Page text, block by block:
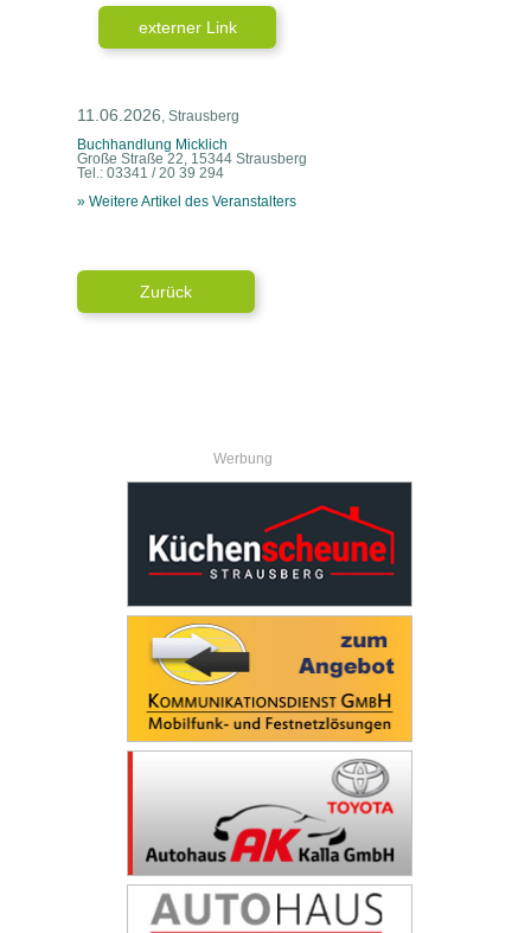
externer Link
11.06.2026, Strausberg
Buchhandlung Micklich
Große Straße 22, 15344 Strausberg
Tel.: 03341 / 20 39 294
» Weitere Artikel des Veranstalters
Zurück
Werbung